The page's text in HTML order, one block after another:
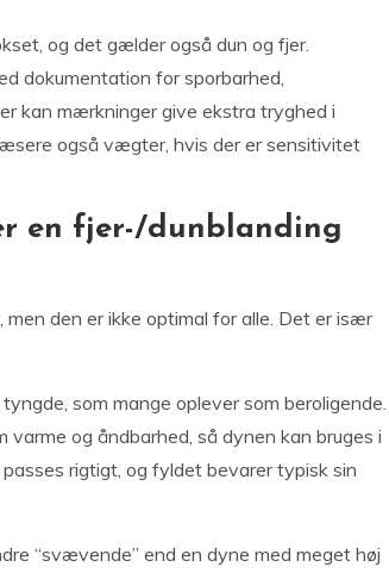
og det gælder også dun og fjer.
dokumentation for sporbarhed,
kan mærkninger give ekstra tryghed i
også vægter, hvis der er sensitivitet
en fjer-/dunblanding
den er ikke optimal for alle. Det er især
som mange oplever som beroligende.
og åndbarhed, så dynen kan bruges i
rigtigt, og fyldet bevarer typisk sin
“svævende” end en dyne med meget høj